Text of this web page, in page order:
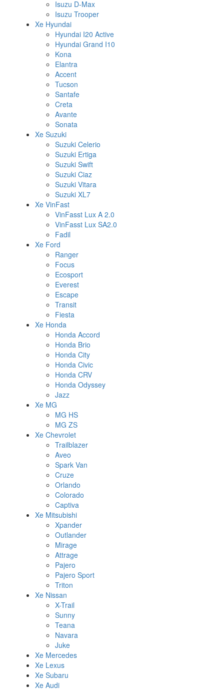
Isuzu D-Max
Isuzu Trooper
Xe Hyundai
Hyundai I20 Active
Hyundai Grand I10
Kona
Elantra
Accent
Tucson
Santafe
Creta
Avante
Sonata
Xe Suzuki
Suzuki Celerio
Suzuki Ertiga
Suzuki Swift
Suzuki Ciaz
Suzuki Vitara
Suzuki XL7
Xe VinFast
VinFasst Lux A 2.0
VinFasst Lux SA2.0
Fadil
Xe Ford
Ranger
Focus
Ecosport
Everest
Escape
Transit
Fiesta
Xe Honda
Honda Accord
Honda Brio
Honda City
Honda Civic
Honda CRV
Honda Odyssey
Jazz
Xe MG
MG HS
MG ZS
Xe Chevrolet
Trailblazer
Aveo
Spark Van
Cruze
Orlando
Colorado
Captiva
Xe Mitsubishi
Xpander
Outlander
Mirage
Attrage
Pajero
Pajero Sport
Triton
Xe Nissan
X-Trail
Sunny
Teana
Navara
Juke
Xe Mercedes
Xe Lexus
Xe Subaru
Xe Audi